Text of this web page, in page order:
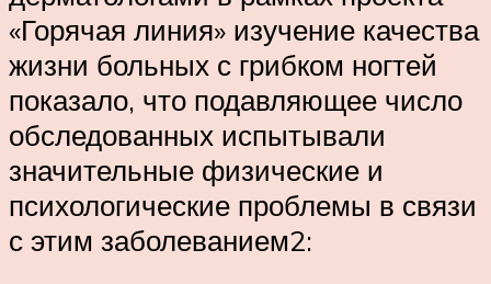
«Горячая линия» изучение качества
жизни больных с грибком ногтей
показало, что подавляющее число
обследованных испытывали
значительные физические и
психологические проблемы в связи
с этим заболеванием2: